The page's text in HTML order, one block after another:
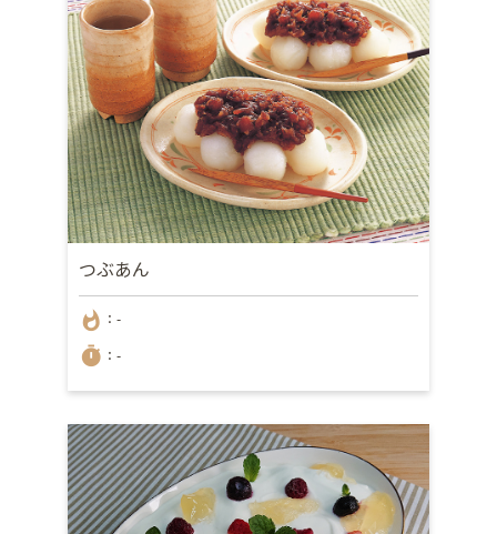
つぶあん
whatshot ：-
timer ：-